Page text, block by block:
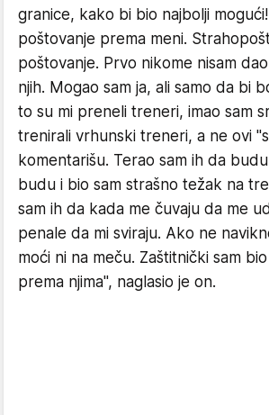
granice, kako bi bio najbolji
poštovanje prema meni.
poštovanje. Prvo nikome nisam
njih. Mogao sam ja, ali samo da bi
to su mi preneli treneri, imao sam
trenirali vrhunski treneri, a ne ovi
komentarišu. Terao sam ih da
budu i bio sam strašno težak na
sam ih da kada me čuvaju da me
penale da mi sviraju. Ako ne
moći ni na meču. Zaštitnički sam
prema njima", naglasio je on.